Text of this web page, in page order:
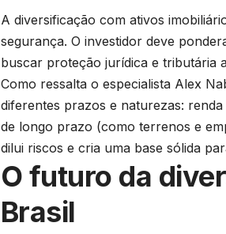
A diversificação com ativos
segurança. O investidor deve
buscar proteção jurídica e tributária
Como ressalta o especialista Alex
diferentes prazos e naturezas:
de longo prazo (como terrenos e
dilui riscos e cria uma base sólida
O futuro da
Brasil